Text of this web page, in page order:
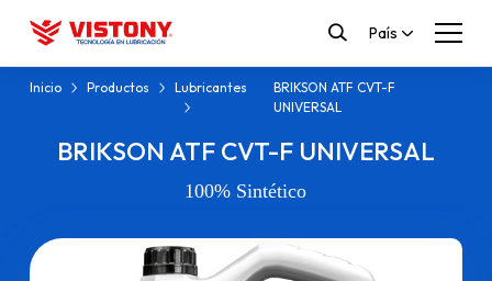
País
Inicio Productos Lubricantes
BRIKSON ATF CVT-F
UNIVERSAL
BRIKSON ATF CVT-F UNIVERSAL
100% Sintético